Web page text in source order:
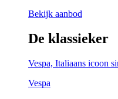
Bekijk aanbod
De klassieker
Vespa, Italiaans icoon
Vespa